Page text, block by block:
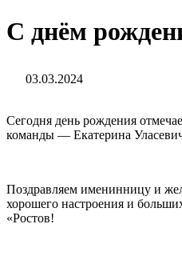
С днём
03.03.2024
Сегодня день рождения
команды — Екатерина
Поздравляем именинницу и
хорошего настроения и
«Ростов!